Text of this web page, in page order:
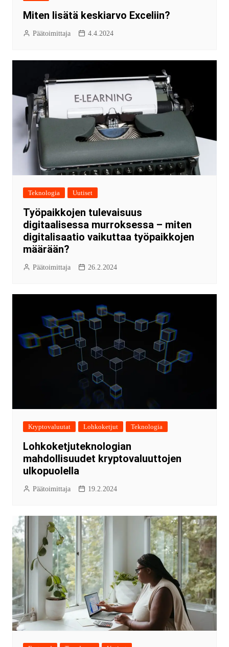
Miten lisätä keskiarvo Exceliin?
Päätoimittaja 4.4.2024
Teknologia Uutiset
Työpaikkojen tulevaisuus
digitaalisessa murroksessa – miten
digitalisaatio vaikuttaa työpaikkojen
määrään?
Päätoimittaja 26.2.2024
Kryptovaluutat Lohkoketjut Teknologia
Lohkoketjuteknologian
mahdollisuudet kryptovaluuttojen
ulkopuolella
Päätoimittaja 19.2.2024